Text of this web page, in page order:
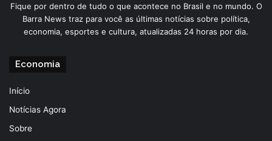
Fique por dentro de tudo o que acontece no Brasil e no mundo. O
Barra News traz para você as últimas notícias sobre política,
economia, esportes e cultura, atualizadas 24 horas por dia.
Economia
Início
Notícias Agora
Sobre